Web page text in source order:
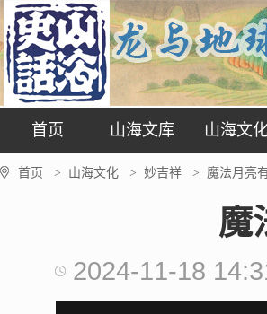
首页 山海文库 山海文
首页 > 山海文化 > 妙吉祥 > 魔法月亮
魔
2024-11-18